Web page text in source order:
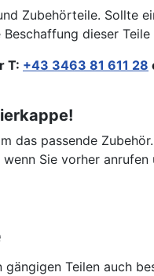
Zubehörteile. Sollte
dieser
T: +43 3463 81 611 28
das passende
Sie vorher
Teilen auch